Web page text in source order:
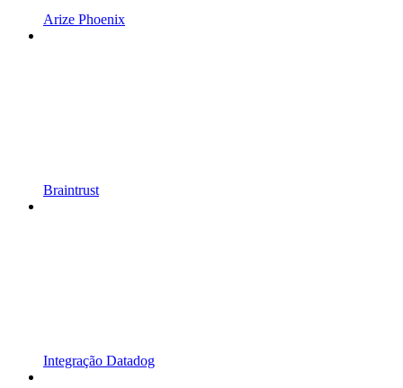
Arize Phoenix
Braintrust
Integração Datadog